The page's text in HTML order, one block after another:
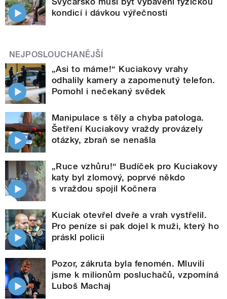
kondicí i dávkou výřečnosti
NEJPOSLOUCHANĚJŠÍ
„Asi to máme!“ Kuciakovy vrahy
odhalily kamery a zapomenutý telefon.
Pomohl i nečekaný svědek
Manipulace s těly a chyba patologa.
Šetření Kuciakovy vraždy provázely
otázky, zbraň se nenašla
„Ruce vzhůru!“ Budíček pro Kuciakovy
katy byl zlomový, poprvé někdo
s vraždou spojil Kočnera
Kuciak otevřel dveře a vrah vystřelil.
Pro peníze si pak dojel k muži, který ho
práskl policii
Pozor, zákruta byla fenomén. Mluvili
jsme k milionům posluchačů, vzpomíná
Luboš Machaj